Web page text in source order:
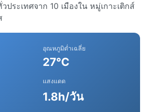
ระเทศจาก 10 เมืองใน หมู่เกาะเติกส์
อุณหภูมิต่ำเฉลี่ย
27°C
แสงแดด
1.8h/วัน